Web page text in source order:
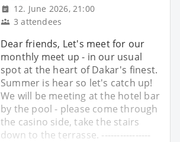
12. June 2026, 21:00
3 attendees
Dear friends, Let's meet for our
monthly meet up - in our usual
spot at the heart of Dakar's finest.
Summer is hear so let's catch up!
We will be meeting at the hotel bar
by the pool - please come through
the casino side, take the stairs
down to the terrasse. ----------------